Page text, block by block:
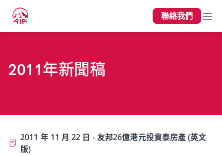
聯絡我們
2011年新聞稿
2011 年 11 月 22 日 - 友邦26億港元投資泰房產 (英文
版)